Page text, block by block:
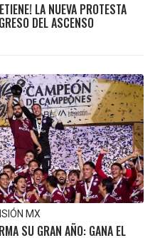
LA NUEVA PROTESTA
DEL ASCENSO
MX
SU GRAN AÑO: GANA EL